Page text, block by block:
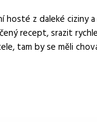
hosté z daleké ciziny
recept, srazit
tam by se měli